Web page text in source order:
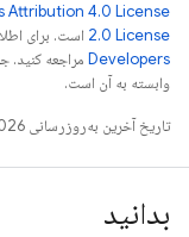
Attribution 4.0 License
2.0 License است. برای
Developers‏
وابسته به آن است.
تاریخ آخرین به‌روزرسانی 2026-08-04 به‌وقت ساعت هماهنگ جهانی.
بدانید